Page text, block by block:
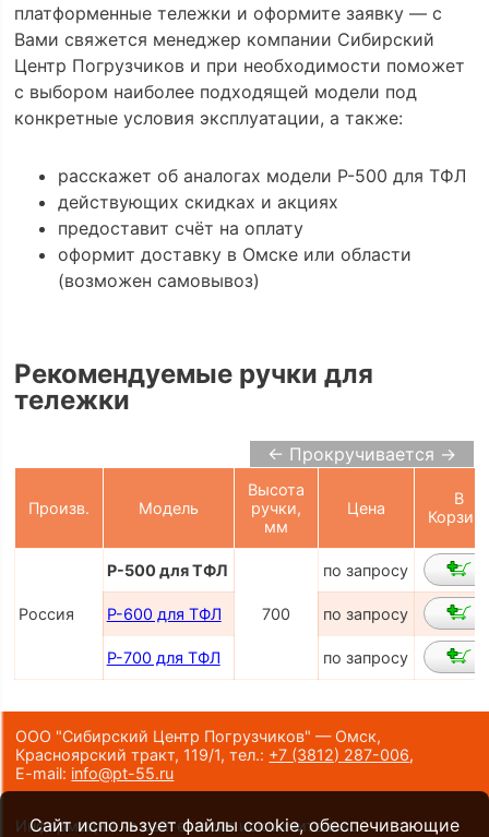
платформенные тележки и оформите заявку — с
Вами свяжется менеджер компании Сибирский
Центр Погрузчиков и при необходимости поможет
с выбором наиболее подходящей модели под
конкретные условия эксплуатации, а также:
расскажет об аналогах модели Р-500 для ТФЛ
действующих скидках и акциях
предоставит счёт на оплату
оформит доставку в Омске или области
(возможен самовывоз)
Рекомендуемые ручки для
тележки
← Прокручивается →
Произв. Модель
Высота
ручки,
мм
Цена
В
Россия
Р-500 для ТФЛ
700
по запросу
Р-600 для ТФЛ по запросу
Р-700 для ТФЛ по запросу
ООО "Сибирский Центр Погрузчиков" — Омск,
Красноярский тракт, 119/1,тел.: +7 (3812) 287-006,
E-mail: info@pt-55.ru
Информация на сайте носит исключительно
Сайт использует файлы cookie, обеспечивающие